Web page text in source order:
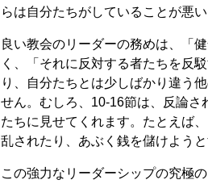
らは自分たちがしていることが悪
良い教会のリーダーの務めは、「
く、「それに反対する者たちを反
り、自分たちとは少しばかり違う
せん。むしろ、10-16節は、反論
たちに見せてくれます。たとえば
乱されたり、あぶく銭を儲けよう
この強力なリーダーシップの究極